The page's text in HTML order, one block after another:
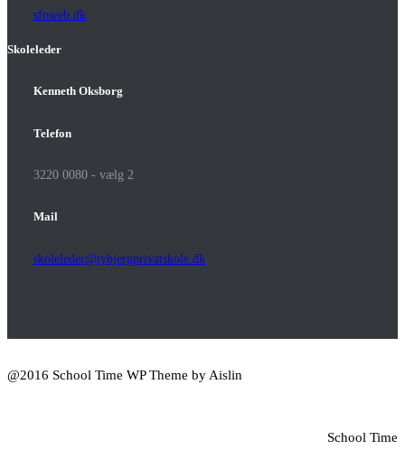
sfoweb.dk
Skoleleder
Kenneth Oksborg
Telefon
3220 0080 - vælg 2
Mail
skoleleder@tybjergprivatskole.dk
@2016 School Time WP Theme by Aislin
School Time